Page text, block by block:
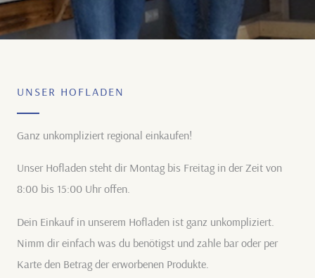
UNSER HOFLADEN
Ganz unkompliziert regional einkaufen!
Unser Hofladen steht dir Montag bis Freitag in der Zeit von
8:00 bis 15:00 Uhr offen.
Dein Einkauf in unserem Hofladen ist ganz unkompliziert.
Nimm dir einfach was du benötigst und zahle bar oder per
Karte den Betrag der erworbenen Produkte.